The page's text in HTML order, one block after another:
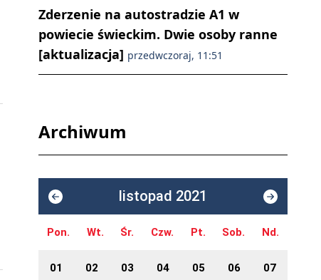
Zderzenie na autostradzie A1 w
powiecie świeckim. Dwie osoby ranne
[aktualizacja] przedwczoraj, 11:51
Archiwum
listopad 2021
Pon. Wt. Śr. Czw. Pt. Sob. Nd.
01 02 03 04 05 06 07